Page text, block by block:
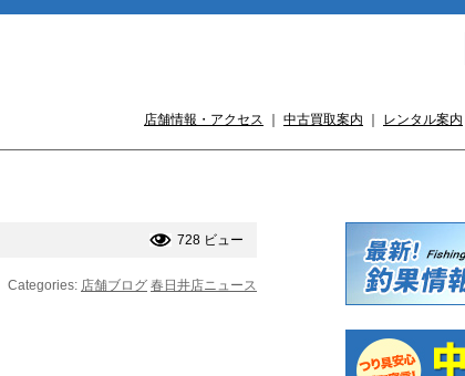
店舗情報・アクセス 中古買取案内 レンタル案内
728 ビュー
Categories: 店舗ブログ 春日井店ニュース